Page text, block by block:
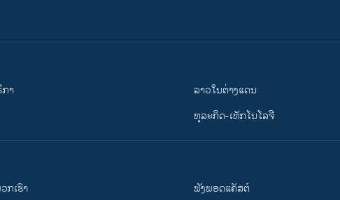
ກາ
ລາວໃນຕ່າງແດນ
ທຸລະກິດ-ເທັກໂນໂລຈີ
ກເຮົາ ຟັງພອດແຄັສຕ໌